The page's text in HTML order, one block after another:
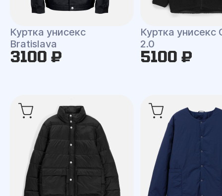
Куртка унисекс
Bratislava
3100 ₽
Куртка унисекс
2.0
5100 ₽